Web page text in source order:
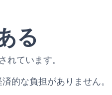
る
れています。
的な負担がありません。